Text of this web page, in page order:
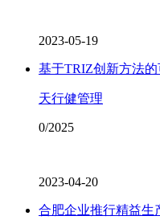
2023-05-19
基于TRIZ创新方法
天行健管理
0/2025
2023-04-20
合肥企业推行精益生